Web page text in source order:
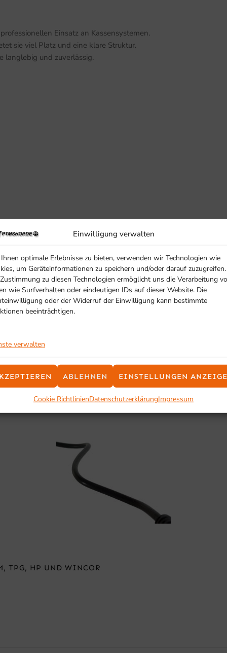
Einwilligung verwalten
optimale Erlebnisse zu bieten, verwenden wir Technologien wie
um Geräteinformationen zu speichern und/oder darauf zuzugreifen.
zu diesen Technologien ermöglicht uns die Verarbeitung
wie Surfverhalten oder eindeutigen IDs auf dieser Website. Die
oder der Widerruf der Einwilligung kann bestimmte
beeinträchtigen.
verwalten
ABLEHNEN EINSTELLUNGEN
Cookie RichtlinienDatenschutzerklärungImpressum
Einsatz an Kassensystemen.
sie viel Platz und eine klare Struktur.
langlebig und zuverlässig.
robuster Metallführung.
Ähnliche Produkte
TPG, HP UND WINCOR